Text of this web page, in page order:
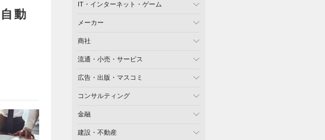
動
IT・インターネット・ゲーム
メーカー
商社
流通・小売・サービス
広告・出版・マスコミ
コンサルティング
金融
建設・不動産